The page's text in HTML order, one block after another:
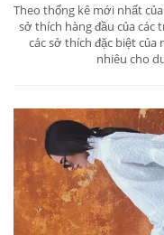
Theo thống kê mới nhất
sở thích hàng đầu của các
các sở thích đặc biệt
nhiêu cho